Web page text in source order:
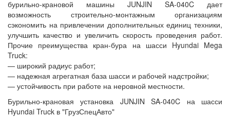
бурильно-крановой машины JUNJIN SA-040C дает
возможность строительно-монтажным организациям
сэкономить на привлечении дополнительных единиц техники,
улучшить качество и увеличить скорость проведения работ.
Прочие преимущества кран-бура на шасси Hyundai Mega
Truck:
— широкий радиус работ;
— надежная агрегатная база шасси и рабочей надстройки;
— устойчивость при работе на неровной местности.
Бурильно-крановая установка JUNJIN SA-040C на шасси
Hyundai Truck в "ГрузСпецАвто"